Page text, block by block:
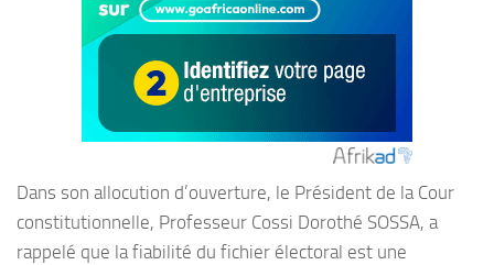
Dans son allocution d’ouverture, le Président de la Cour
constitutionnelle, Professeur Cossi Dorothé SOSSA, a
rappelé que la fiabilité du fichier électoral est une